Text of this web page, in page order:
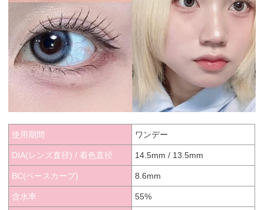
使用期間 ワンデー
DIA(レンズ直径) / 着色直径 14.5mm / 13.5mm
BC(ベースカーブ) 8.6mm
含水率 55%